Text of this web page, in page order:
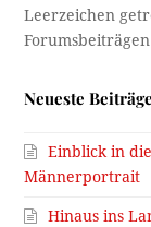
Neueste Beiträge
Einblick in
Männerportrait
Hinaus ins